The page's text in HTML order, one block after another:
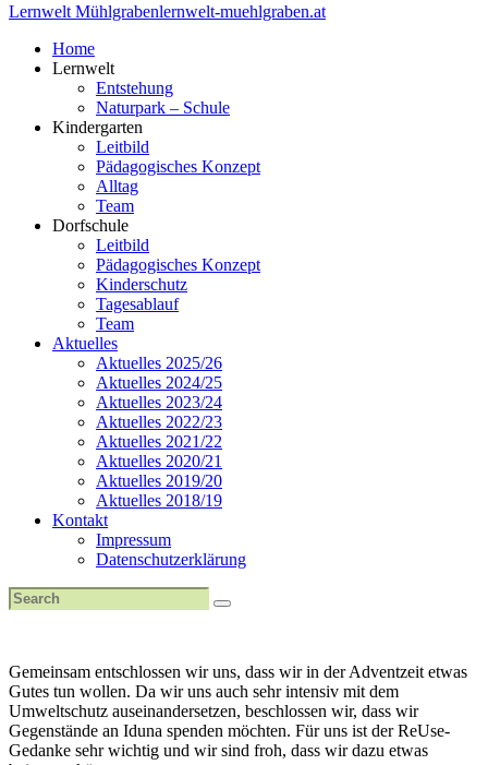
Lernwelt Mühlgrabenlernwelt-muehlgraben.at
Home
Lernwelt
Entstehung
Naturpark – Schule
Kindergarten
Leitbild
Pädagogisches Konzept
Alltag
Team
Dorfschule
Leitbild
Pädagogisches Konzept
Kinderschutz
Tagesablauf
Team
Aktuelles
Aktuelles 2025/26
Aktuelles 2024/25
Aktuelles 2023/24
Aktuelles 2022/23
Aktuelles 2021/22
Aktuelles 2020/21
Aktuelles 2019/20
Aktuelles 2018/19
Kontakt
Impressum
Datenschutzerklärung
Gemeinsam entschlossen wir uns, dass wir in der Adventzeit etwas
Gutes tun wollen. Da wir uns auch sehr intensiv mit dem
Umweltschutz auseinandersetzen, beschlossen wir, dass wir
Gegenstände an Iduna spenden möchten. Für uns ist der ReUse-
Gedanke sehr wichtig und wir sind froh, dass wir dazu etwas